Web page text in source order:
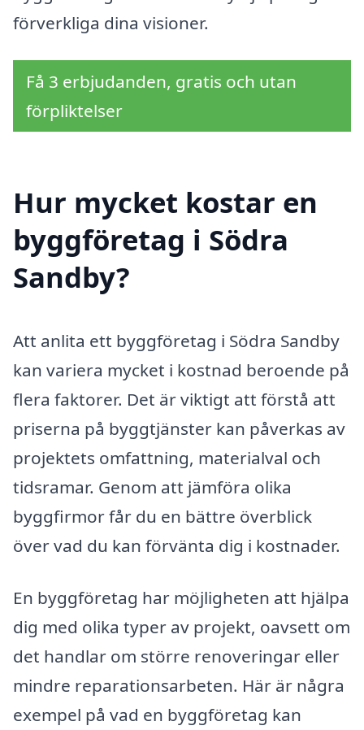
förverkliga dina visioner.
Få 3 erbjudanden, gratis och utan
förpliktelser
Hur mycket kostar en
byggföretag i Södra
Sandby?
Att anlita ett byggföretag i Södra Sandby
kan variera mycket i kostnad beroende på
flera faktorer. Det är viktigt att förstå att
priserna på byggtjänster kan påverkas av
projektets omfattning, materialval och
tidsramar. Genom att jämföra olika
byggfirmor får du en bättre överblick
över vad du kan förvänta dig i kostnader.
En byggföretag har möjligheten att hjälpa
dig med olika typer av projekt, oavsett om
det handlar om större renoveringar eller
mindre reparationsarbeten. Här är några
exempel på vad en byggföretag kan